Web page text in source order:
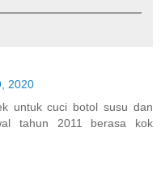
2020
untuk cuci botol susu dan
tahun 2011 berasa kok